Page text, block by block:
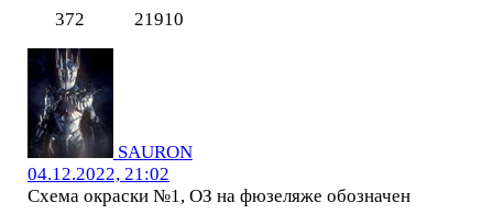
372
21910
SAURON
04.12.2022, 21:02
Схема окраски №1, ОЗ на фюзеляже обозначен